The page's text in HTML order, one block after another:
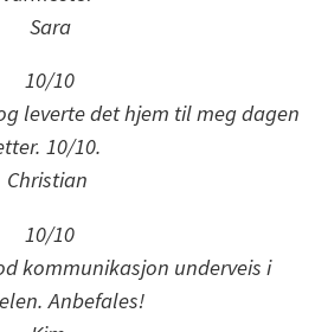
Sara
10/10
leverte det hjem til meg dagen
10/10.
Christian
10/10
kommunikasjon underveis i
Anbefales!